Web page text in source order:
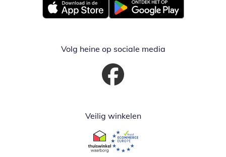
Opent in nieuw vensterOpent in nieuw venster
Volg heine op sociale media
Opent in nieuw venster
Veilig winkelen
Opent in nieuw venster
Opent in nieuw venster